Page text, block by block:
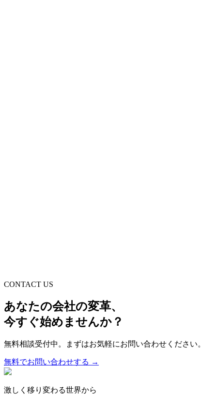
CONTACT US
あなたの会社の変革、
今すぐ始めませんか？
無料相談受付中。まずはお気軽にお問い合わせください。
無料でお問い合わせする →
激しく移り変わる世界から